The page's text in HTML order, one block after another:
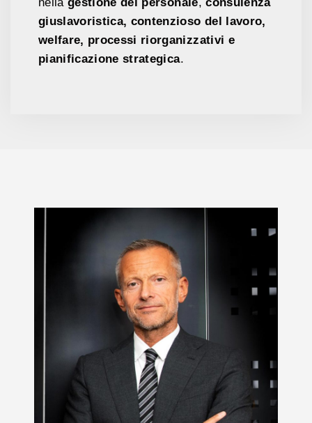
giuslavoristica, contenzioso del lavoro,
welfare, processi riorganizzativi e
pianificazione strategica.